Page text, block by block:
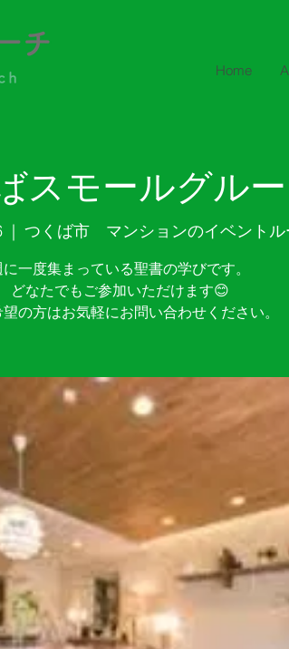
Home
スモールグル
  |
つくば市 マンションのイベントル
に一度集まっている聖書の学びです。
どなたでもご参加いただけます😊
の方はお気軽にお問い合わせください。